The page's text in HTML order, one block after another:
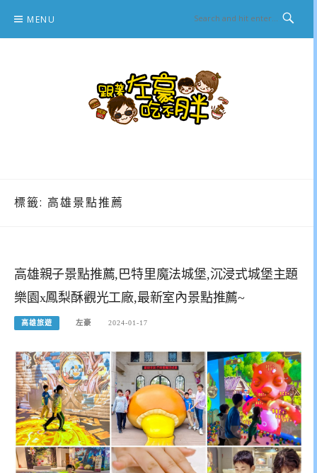
content
MENU
標籤: 高雄景點推薦
高雄親子景點推薦,巴特里魔法城堡,沉浸式城堡主題
樂園x鳳梨酥觀光工廠,最新室內景點推薦~
高雄旅遊 左豪 2024-01-17